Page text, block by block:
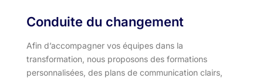
Conduite du changement
Afin d’accompagner vos équipes dans la
transformation, nous proposons des formations
personnalisées, des plans de communication clairs,